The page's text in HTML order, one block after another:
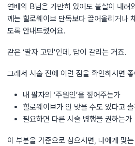
연배의 B님은 가만히 있어도 볼살이 내려
께는 힐로웨이브 단독보다 끌어올리거나
도록 안내드렸어요.
같은 ‘팔자 고민’인데, 답이 갈리는 거죠.
그래서 시술 전에 이런 점을 확인하시면
내 팔자의 ‘주원인’을 짚어주는가
힐로웨이브가 안 맞을 수도 있다고
필요하면 다른 시술 병행을 권하는가
이 부분을 기준으로 삼으시면, 나에게 맞